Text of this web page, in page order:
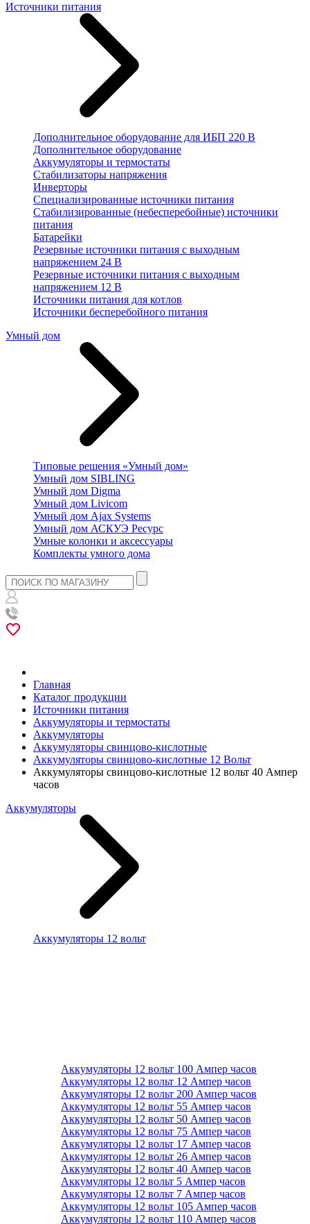
Источники питания
Дополнительное оборудование для ИБП 220 В
Дополнительное оборудование
Аккумуляторы и термостаты
Стабилизаторы напряжения
Инверторы
Специализированные источники питания
Стабилизированные (небесперебойные) источники
питания
Батарейки
Резервные источники питания с выходным
напряжением 24 В
Резервные источники питания с выходным
напряжением 12 В
Источники питания для котлов
Источники бесперебойного питания
Умный дом
Типовые решения «Умный дом»
Умный дом SIBLING
Умный дом Digma
Умный дом Livicom
Умный дом Ajax Systems
Умный дом АСКУЭ Ресурс
Умные колонки и аксессуары
Комплекты умного дома
Главная
Каталог продукции
Источники питания
Аккумуляторы и термостаты
Аккумуляторы
Аккумуляторы свинцово-кислотные
Аккумуляторы свинцово-кислотные 12 Вольт
Аккумуляторы свинцово-кислотные 12 вольт 40 Ампер
часов
Аккумуляторы
Аккумуляторы 12 вольт
Аккумуляторы 12 вольт 100 Ампер часов
Аккумуляторы 12 вольт 12 Ампер часов
Аккумуляторы 12 вольт 200 Ампер часов
Аккумуляторы 12 вольт 55 Ампер часов
Аккумуляторы 12 вольт 50 Ампер часов
Аккумуляторы 12 вольт 75 Ампер часов
Аккумуляторы 12 вольт 17 Ампер часов
Аккумуляторы 12 вольт 26 Ампер часов
Аккумуляторы 12 вольт 40 Ампер часов
Аккумуляторы 12 вольт 5 Ампер часов
Аккумуляторы 12 вольт 7 Ампер часов
Аккумуляторы 12 вольт 105 Ампер часов
Аккумуляторы 12 вольт 110 Ампер часов